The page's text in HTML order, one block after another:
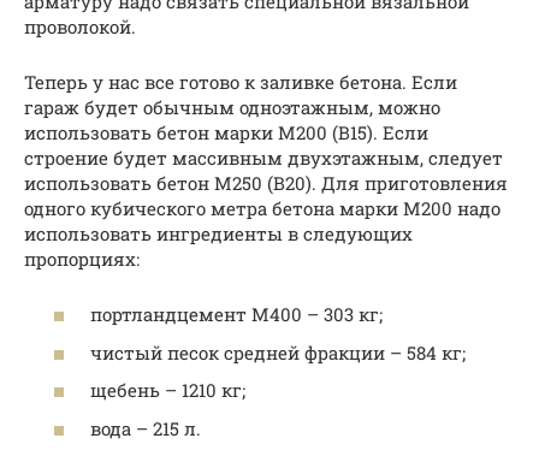
проволокой.
Теперь у нас все готово к заливке бетона. Если
гараж будет обычным одноэтажным, можно
использовать бетон марки М200 (B15). Если
строение будет массивным двухэтажным, следует
использовать бетон М250 (B20). Для приготовления
одного кубического метра бетона марки М200 надо
использовать ингредиенты в следующих
пропорциях:
портландцемент М400 – 303 кг;
чистый песок средней фракции – 584 кг;
щебень – 1210 кг;
вода – 215 л.